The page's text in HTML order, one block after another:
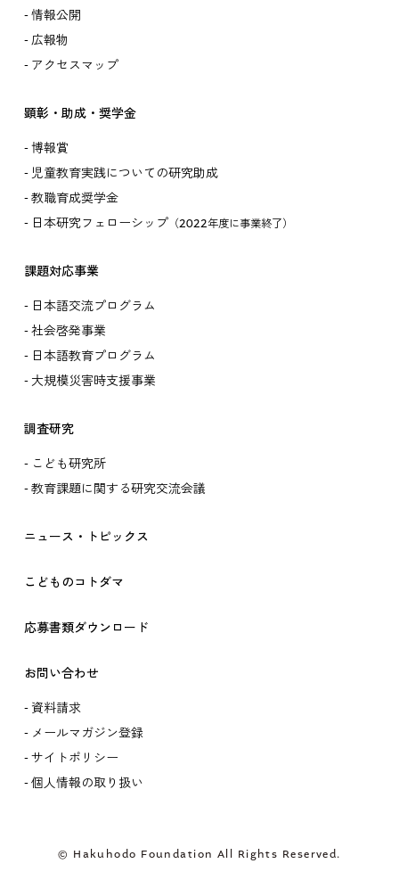
情報公開
広報物
アクセスマップ
顕彰・助成・奨学金
博報賞
児童教育実践についての研究助成
教職育成奨学金
日本研究フェローシップ（2022年度に事業終了）
課題対応事業
日本語交流プログラム
社会啓発事業
日本語教育プログラム
大規模災害時支援事業
調査研究
こども研究所
教育課題に関する研究交流会議
ニュース・トピックス
こどものコトダマ
応募書類ダウンロード
お問い合わせ
資料請求
メールマガジン登録
サイトポリシー
個人情報の取り扱い
© Hakuhodo Foundation All Rights Reserved.